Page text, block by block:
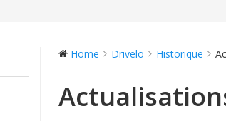
Home Drivelo Historique